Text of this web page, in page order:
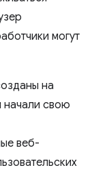
могут
на
начали свою
веб-